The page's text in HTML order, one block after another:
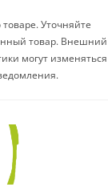
Уточняйте
товар. Внешний
могут изменяться